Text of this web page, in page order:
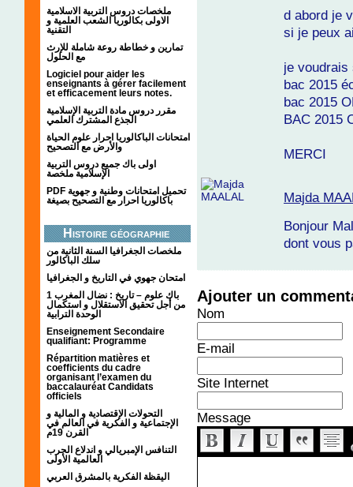
ملخصات دروس التربية الاسلامية
الاولى بكالوريا الشعب العلمية و
التقنية
تمارين و خطاطة روعة شاملة للإرث
مع الحلول
Logiciel pour aider les
enseignants à gérer facilement
et efficacement leurs notes.
مقرر دروس مادة التربية الإسلامية
الجذع المشترك العلمي
امتحانات الباكالوريا احرار علوم الحياة
والأرض مع التصحيح
اولى باك جميع دروس التربية
الإسلامية ملخصة
PDF تحميل امتحانات وطنية و جهوية
باكالوريا احرار مع التصحيح بصيغة
Histoire géographie
ملخصات الجغرافيا السنة الثانية من
سلك الباكالور
امتحان جهوي في التاريخ و الجغرافيا
1 باك علوم – تاريخ : نضال المغرب
من أجل تحقيق الاستقلال و استكمال
الوحدة الترابية
Enseignement Secondaire
qualifiant: Programme
Répartition matières et
coefficients du cadre
organisant l’examen du
baccalauréat Candidats
officiels
التحولات الإقتصادية و المالية و
الإجتماعية و الفكرية في العالم في
القرن 19م
التنافس الإمبريالي و اندلاع الحرب
العالمية الأولى
اليقظة الفكرية بالمشرق العربي
d abord je
si je peux
je
bac 2015
bac 2015
BAC 2015
MERCI
Majda
Bonjour
dont vous
Ajouter un
Nom
E-mail
Site Internet
Message